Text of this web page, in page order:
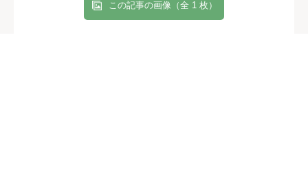
この記事の画像（全 1 枚）